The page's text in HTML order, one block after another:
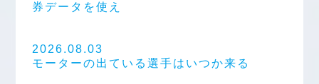
券データを使え
2026.08.03
モーターの出ている選手はいつか来る